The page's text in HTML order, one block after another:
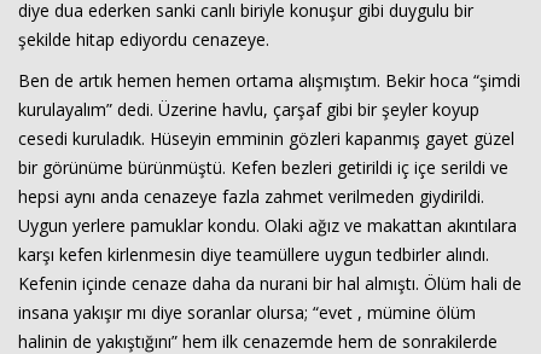
diye dua ederken sanki canlı biriyle konuşur gibi duygulu bir
şekilde hitap ediyordu cenazeye.
Ben de artık hemen hemen ortama alışmıştım. Bekir hoca “şimdi
kurulayalım” dedi. Üzerine havlu, çarşaf gibi bir şeyler koyup
cesedi kuruladık. Hüseyin emminin gözleri kapanmış gayet güzel
bir görünüme bürünmüştü. Kefen bezleri getirildi iç içe serildi ve
hepsi aynı anda cenazeye fazla zahmet verilmeden giydirildi.
Uygun yerlere pamuklar kondu. Olaki ağız ve makattan akıntılara
karşı kefen kirlenmesin diye teamüllere uygun tedbirler alındı.
Kefenin içinde cenaze daha da nurani bir hal almıştı. Ölüm hali de
insana yakışır mı diye soranlar olursa; “evet , mümine ölüm
halinin de yakıştığını” hem ilk cenazemde hem de sonrakilerde